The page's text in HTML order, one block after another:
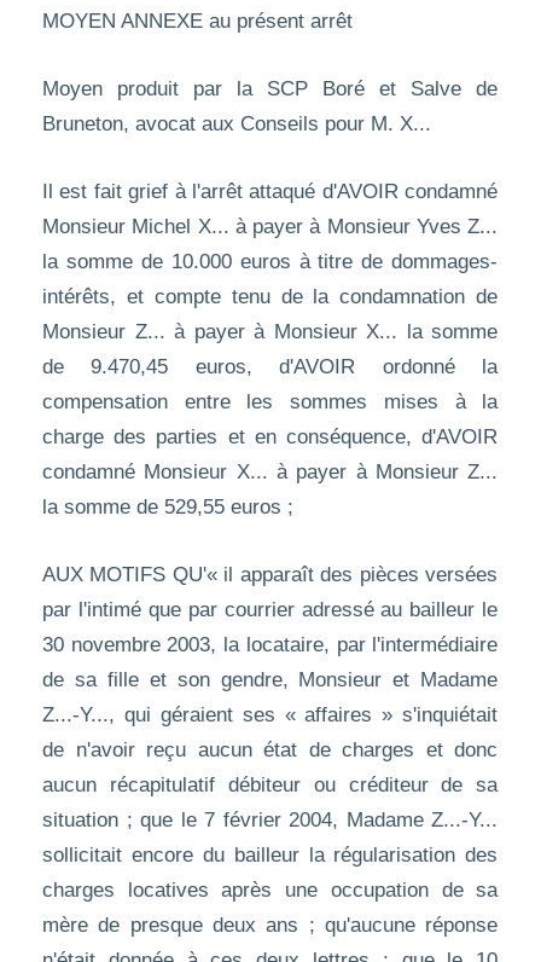
MOYEN ANNEXE au présent arrêt
Moyen produit par la SCP Boré et Salve de
Bruneton, avocat aux Conseils pour M. X...
Il est fait grief à l'arrêt attaqué d'AVOIR condamné
Monsieur Michel X... à payer à Monsieur Yves Z...
la somme de 10.000 euros à titre de dommages-
intérêts, et compte tenu de la condamnation de
Monsieur Z... à payer à Monsieur X... la somme
de 9.470,45 euros, d'AVOIR ordonné la
compensation entre les sommes mises à la
charge des parties et en conséquence, d'AVOIR
condamné Monsieur X... à payer à Monsieur Z...
la somme de 529,55 euros ;
AUX MOTIFS QU'« il apparaît des pièces versées
par l'intimé que par courrier adressé au bailleur le
30 novembre 2003, la locataire, par l'intermédiaire
de sa fille et son gendre, Monsieur et Madame
Z...-Y..., qui géraient ses « affaires » s'inquiétait
de n'avoir reçu aucun état de charges et donc
aucun récapitulatif débiteur ou créditeur de sa
situation ; que le 7 février 2004, Madame Z...-Y...
sollicitait encore du bailleur la régularisation des
charges locatives après une occupation de sa
mère de presque deux ans ; qu'aucune réponse